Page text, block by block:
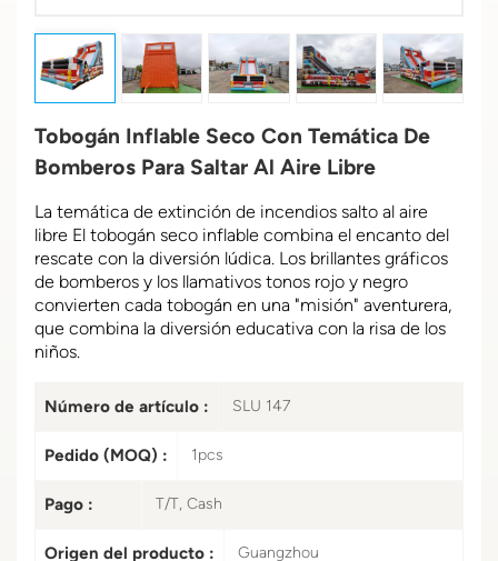
Tobogán Inflable Seco Con Temática De
Bomberos Para Saltar Al Aire Libre
La temática de extinción de incendios salto al aire
libre El tobogán seco inflable combina el encanto del
rescate con la diversión lúdica. Los brillantes gráficos
de bomberos y los llamativos tonos rojo y negro
convierten cada tobogán en una "misión" aventurera,
que combina la diversión educativa con la risa de los
niños.
Número de artículo : SLU 147
Pedido (MOQ) : 1pcs
Pago : T/T, Cash
Origen del producto : Guangzhou